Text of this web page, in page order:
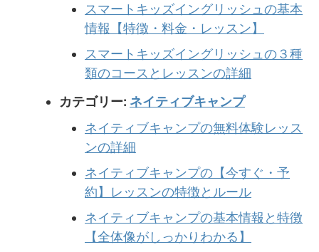
スマートキッズイングリッシュの基本
情報【特徴・料金・レッスン】
スマートキッズイングリッシュの３種
類のコースとレッスンの詳細
カテゴリー: ネイティブキャンプ
ネイティブキャンプの無料体験レッス
ンの詳細
ネイティブキャンプの【今すぐ・予
約】レッスンの特徴とルール
ネイティブキャンプの基本情報と特徴
【全体像がしっかりわかる】